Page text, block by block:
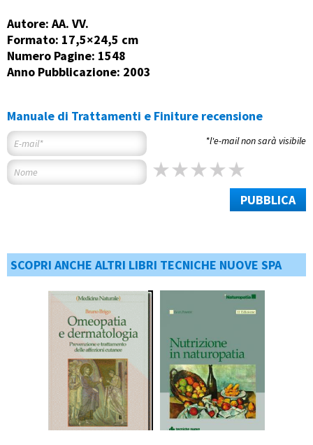
Autore: AA. VV.
Formato: 17,5×24,5 cm
Numero Pagine: 1548
Anno Pubblicazione: 2003
Manuale di Trattamenti e Finiture recensione
*l'e-mail non sarà visibile
PUBBLICA
SCOPRI ANCHE ALTRI LIBRI TECNICHE NUOVE SPA